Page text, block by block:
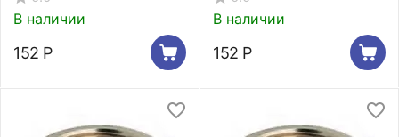
SFT-0007-001214
В наличии
152 Р
никелированная Stout
SFT-0008-003814
В наличии
152 Р